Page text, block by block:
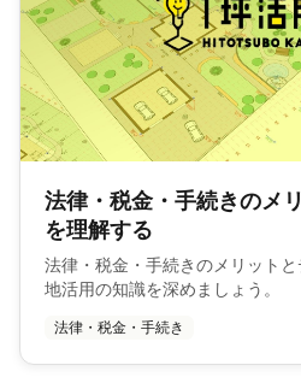
法律・税金・手続きのメ
を理解する
法律・税金・手続きのメリット
地活用の知識を深めましょう。
法律・税金・手続き